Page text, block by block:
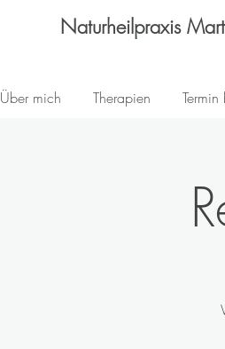
Naturheilpraxis
Über mich Therapien